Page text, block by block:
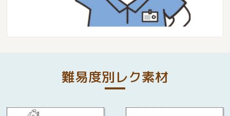
難易度別レク素材